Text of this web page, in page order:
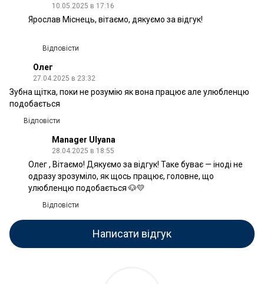
10.05.2025 в 17:16
Ярослав Міснець, вітаємо, дякуємо за відгук!
Відповісти
Олег
27.04.2025 в 23:32
Зубна щітка, поки не розумію як вона працює але улюбленцю
подобається
Відповісти
Manager Ulyana
28.04.2025 в 18:55
Олег , Вітаємо! Дякуємо за відгук! Таке буває — іноді не
одразу зрозуміло, як щось працює, головне, що
улюбленцю подобається 🐶💛
Відповісти
Написати відгук